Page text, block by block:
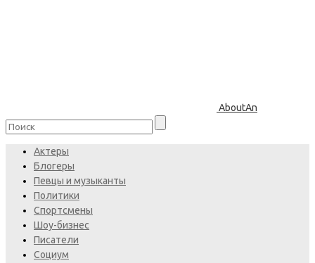
AboutAn
Актеры
Блогеры
Певцы и музыканты
Политики
Спортсмены
Шоу-бизнес
Писатели
Социум